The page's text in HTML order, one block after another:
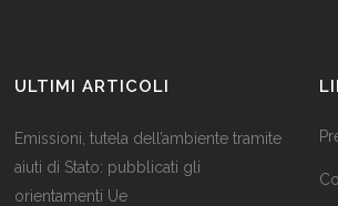
ULTIMI ARTICOLI
Emissioni, tutela dell’ambiente tramite
aiuti di Stato: pubblicati gli
orientamenti Ue